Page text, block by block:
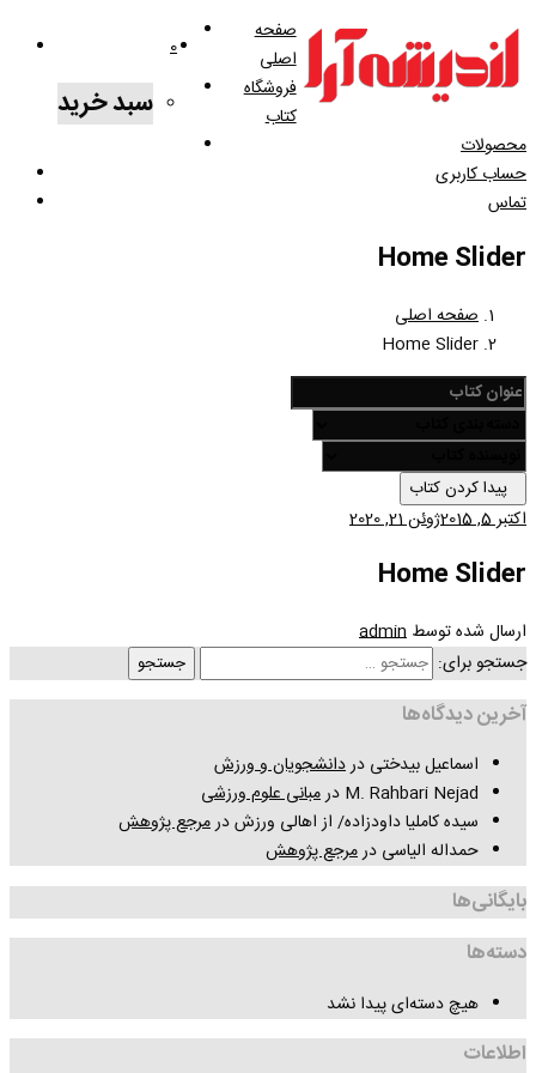
0
سبد خرید
صفحه
اصلی
فروشگاه
کتاب
محصولات
حساب کاربری
تماس
Home Slider
صفحه اصلی
Home Slider
اکتبر 5, 2015 ژوئن 21, 2020
Home Slider
ارسال شدهتوسط admin
جستجو برای:
آخرین دیدگاه‌ها
اسماعیل بیدختی دردانشجویان و ورزش
M. Rahbari Nejad درمبانی علوم ورزشی
سیده کاملیا داودزاده/ از اهالی ورزشدرمرجع پژوهش
حمداله الیاسی درمرجع پژوهش
بایگانی‌ها
دسته‌ها
هیچ دسته‌ای پیدا نشد
اطلاعات